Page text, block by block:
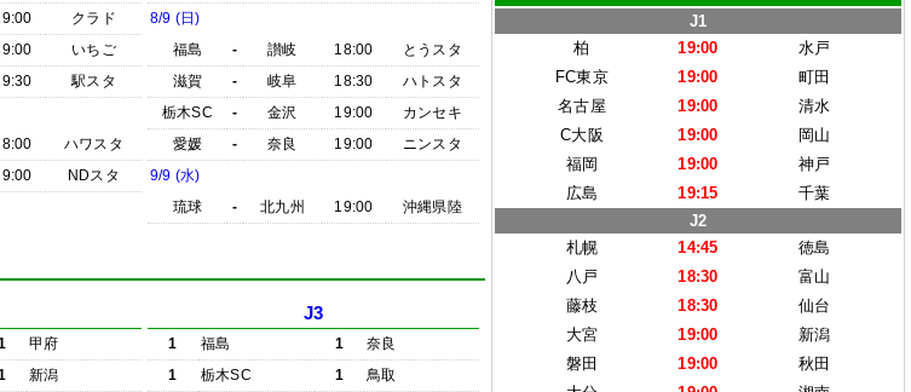
クラド
いちご
駅スタ
ハワスタ
NDスタ
8/9 (日)
福島
- 讃岐 18:00
とうスタ
滋賀
- 岐阜 18:30
ハトスタ
栃木SC
- 金沢 19:00
カンセキ
愛媛
- 奈良 19:00
ニンスタ
9/9 (水)
琉球
- 北九州 19:00 沖縄県陸
甲府
新潟
J3
1 福島 1
奈良
1
栃木SC 1
鳥取
J1
柏
19:00
水戸
FC東京
19:00
町田
名古屋
19:00
清水
C大阪
19:00
岡山
福岡
19:00
神戸
広島
19:15
千葉
J2
札幌
14:45
徳島
八戸
18:30
富山
藤枝
18:30
仙台
大宮
19:00
新潟
磐田
19:00
秋田